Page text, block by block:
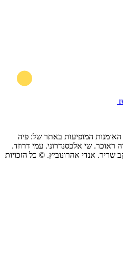
האומנות המופיעות באתר של: פיה
ראוכר. שי אלכסנדרוני. עמי דרוזד.
שריר. אנדי אהרונוביץ. © כל הזכויות